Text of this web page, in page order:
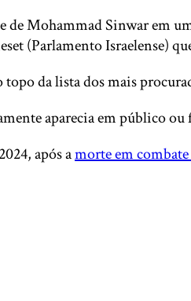
de Mohammad Sinwar em
(Parlamento Israelense)
da lista dos mais
aparecia em público
após amorte em combate